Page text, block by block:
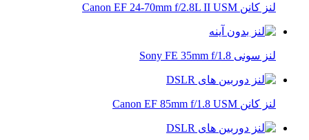
لنز کانن Canon EF 24-70mm f/2.8L II USM
لنز سونی Sony FE 35mm f/1.8
لنز کانن Canon EF 85mm f/1.8 USM